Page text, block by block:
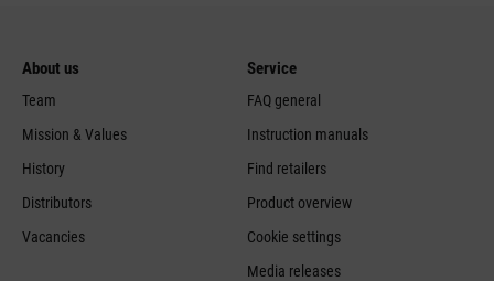
About us
Team
Mission & Values
History
Distributors
Vacancies
Service
FAQ general
Instruction manuals
Find retailers
Product overview
Cookie settings
Media releases